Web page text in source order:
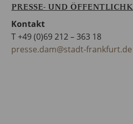
PRESSE- UND
Kontakt
T +49 (0)69 212 – 363 18
presse.dam@stadt-frankfurt.de